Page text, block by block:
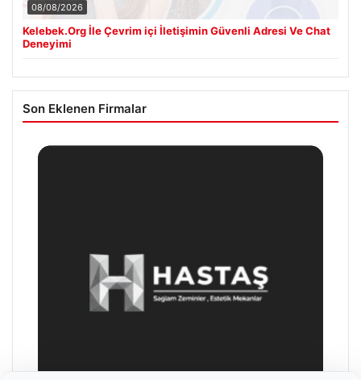
08/08/2026
Kelebek.Org İle Çevrim içi İletişimin Güvenli Adresi Ve Chat
Deneyimi
Son Eklenen Firmalar